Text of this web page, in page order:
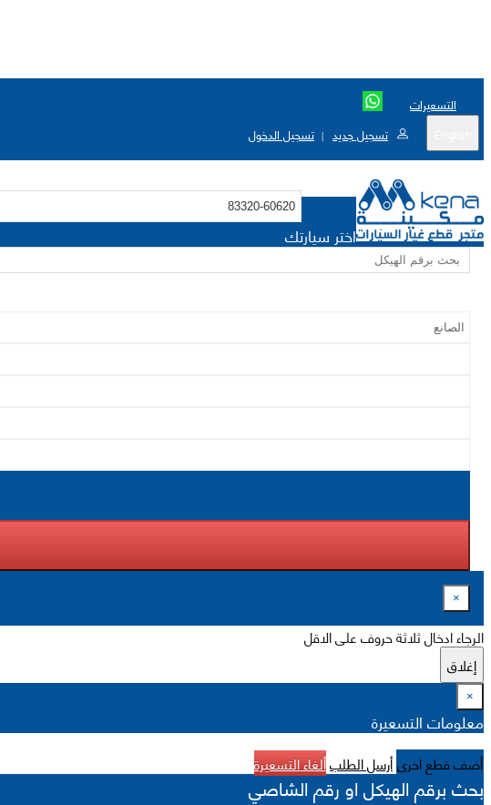
التسعيرات
تسجيل جديد | تسجيل الدخول
اختر سيارتك
×
الرجاء ادخال ثلاثة حروف على الاقل
إغلاق
×
معلومات التسعيرة
أضف قطع اخرىأرسل الطلبألغاء التسعيرة
بحث برقم الهيكل او رقم الشاصي